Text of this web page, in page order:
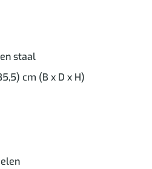
staal
cm (B x D x H)